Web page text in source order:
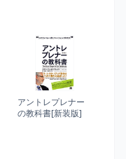
アントレプレナー
の教科書[新装版]